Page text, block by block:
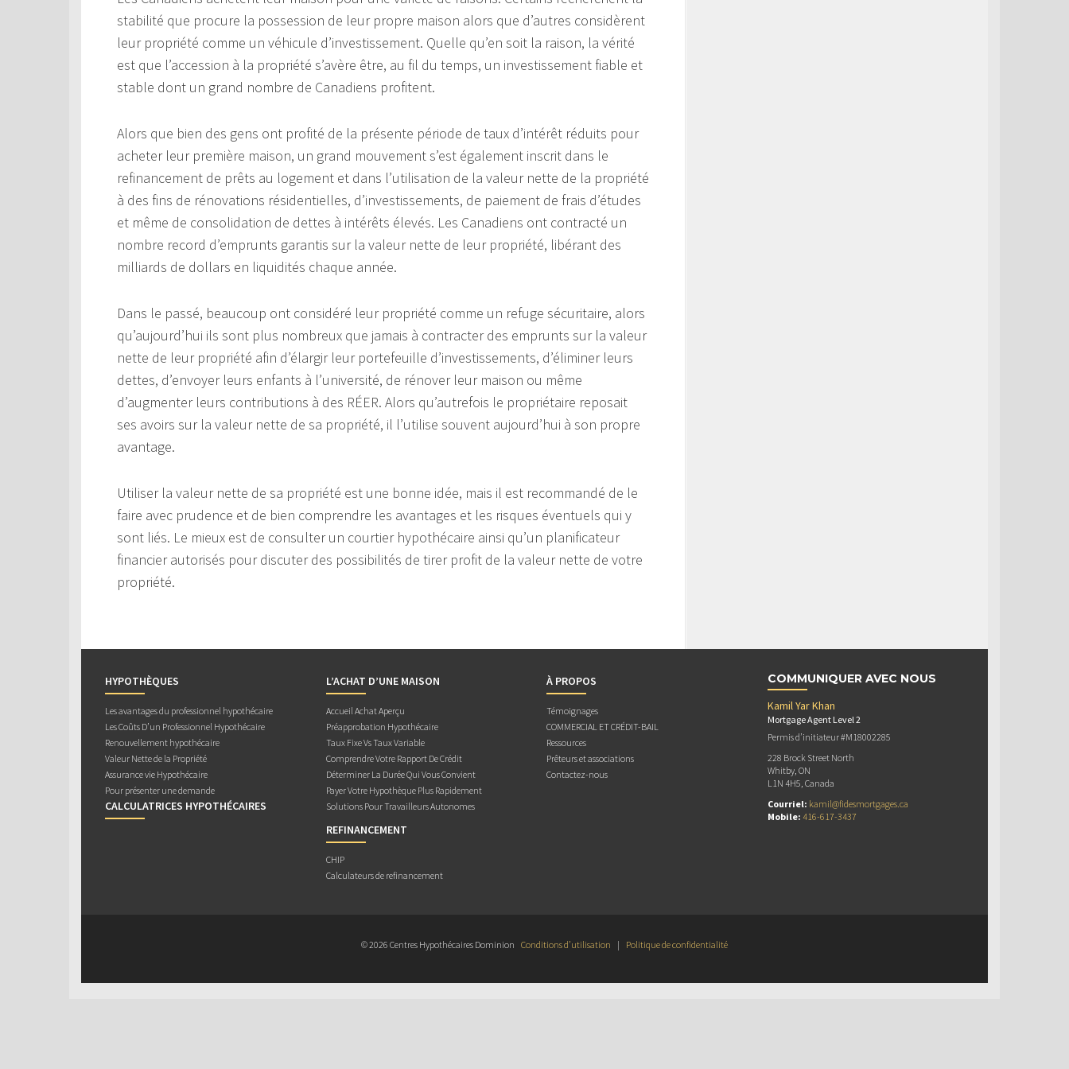
stabilité que procure la possession de leur propre maison alors que d’autres considèrent
leur propriété comme un véhicule d’investissement. Quelle qu’en soit la raison, la vérité
est que l’accession à la propriété s’avère être, au fil du temps, un investissement fiable et
stable dont un grand nombre de Canadiens profitent.
Alors que bien des gens ont profité de la présente période de taux d’intérêt réduits pour
acheter leur première maison, un grand mouvement s’est également inscrit dans le
refinancement de prêts au logement et dans l’utilisation de la valeur nette de la propriété
à des fins de rénovations résidentielles, d’investissements, de paiement de frais d’études
et même de consolidation de dettes à intérêts élevés. Les Canadiens ont contracté un
nombre record d’emprunts garantis sur la valeur nette de leur propriété, libérant des
milliards de dollars en liquidités chaque année.
Dans le passé, beaucoup ont considéré leur propriété comme un refuge sécuritaire, alors
qu’aujourd’hui ils sont plus nombreux que jamais à contracter des emprunts sur la valeur
nette de leur propriété afin d’élargir leur portefeuille d’investissements, d’éliminer leurs
dettes, d’envoyer leurs enfants à l’université, de rénover leur maison ou même
d’augmenter leurs contributions à des RÉER. Alors qu’autrefois le propriétaire reposait
ses avoirs sur la valeur nette de sa propriété, il l’utilise souvent aujourd’hui à son propre
avantage.
Utiliser la valeur nette de sa propriété est une bonne idée, mais il est recommandé de le
faire avec prudence et de bien comprendre les avantages et les risques éventuels qui y
sont liés. Le mieux est de consulter un courtier hypothécaire ainsi qu’un planificateur
financier autorisés pour discuter des possibilités de tirer profit de la valeur nette de votre
propriété.
HYPOTHÈQUES
Les avantages du professionnel hypothécaire
Les Coûts D’un Professionnel Hypothécaire
Renouvellement hypothécaire
Valeur Nette de la Propriété
Assurance vie Hypothécaire
Pour présenter une demande
CALCULATRICES HYPOTHÉCAIRES
L’ACHAT D’UNE MAISON
Accueil Achat Aperçu
Préapprobation Hypothécaire
Taux Fixe Vs Taux Variable
Comprendre Votre Rapport De Crédit
Déterminer La Durée Qui Vous Convient
Payer Votre Hypothèque Plus Rapidement
Solutions Pour Travailleurs Autonomes
REFINANCEMENT
CHIP
Calculateurs de refinancement
À PROPOS
Témoignages
COMMERCIAL ET CRÉDIT-BAIL
Ressources
Prêteurs et associations
Contactez-nous
COMMUNIQUER AVEC NOUS
Kamil Yar Khan
Mortgage Agent Level 2
Permis d’initiateur #M18002285
228 Brock Street North
Whitby, ON
L1N 4H5, Canada
Courriel: kamil@fidesmortgages.ca
Mobile: 416-617-3437
© 2026 Centres Hypothécaires Dominion Conditions d’utilisation | Politique de confidentialité